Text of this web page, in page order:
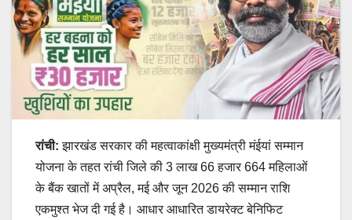
रांची: झारखंड सरकार की महत्वाकांक्षी मुख्यमंत्री मंईयां सम्मान
योजना के तहत रांची जिले की 3 लाख 66 हजार 664 महिलाओं
के बैंक खातों में अप्रैल, मई और जून 2026 की सम्मान राशि
एकमुश्त भेज दी गई है। आधार आधारित डायरेक्ट बेनिफिट